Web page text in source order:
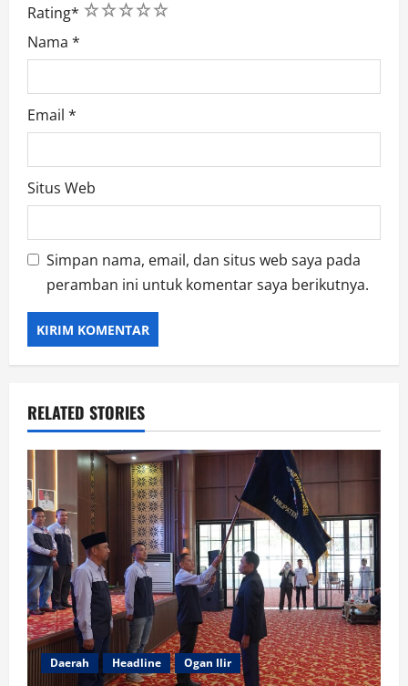
Rating* 5
4
3
2
1
Nama *
Email *
Situs Web
Simpan nama, email, dan situs web saya pada
peramban ini untuk komentar saya berikutnya.
RELATED STORIES
Daerah Headline Ogan Ilir